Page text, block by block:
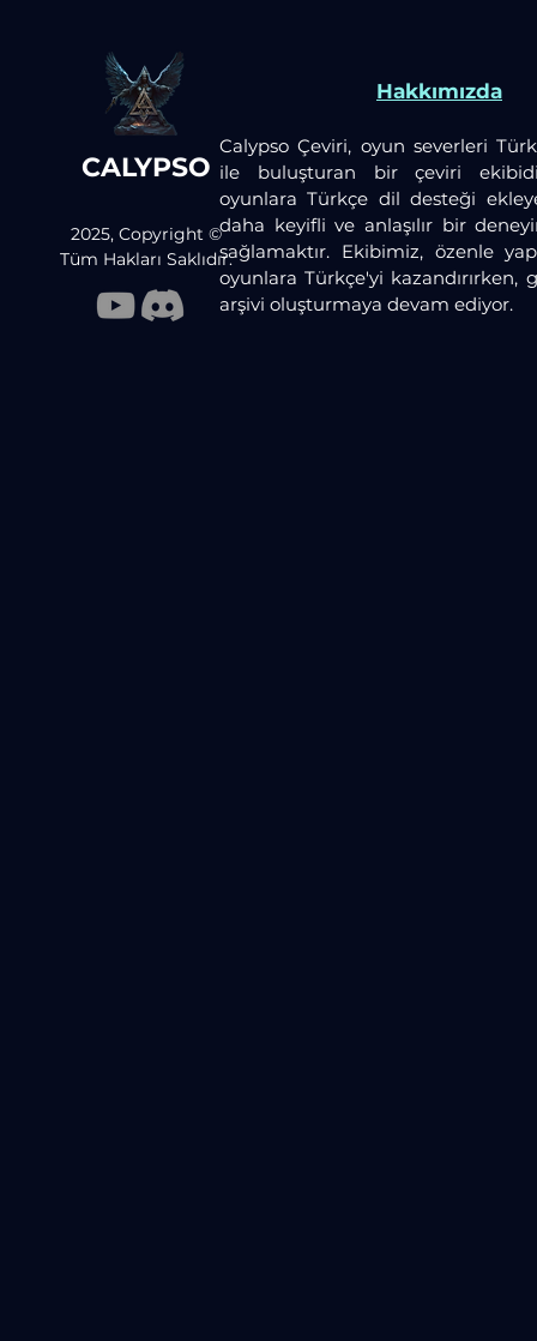
CALYPSO
2025, Copyright ©
Tüm Hakları Saklıdır.
Hakkımızda
Calypso Çeviri, oyun severleri
ile buluşturan bir çeviri
oyunlara Türkçe dil desteği
daha keyifli ve anlaşılır bir
sağlamaktır. Ekibimiz, özenle
oyunlara Türkçe'yi kazandırırken,
arşivi oluşturmaya devam ediyor.​